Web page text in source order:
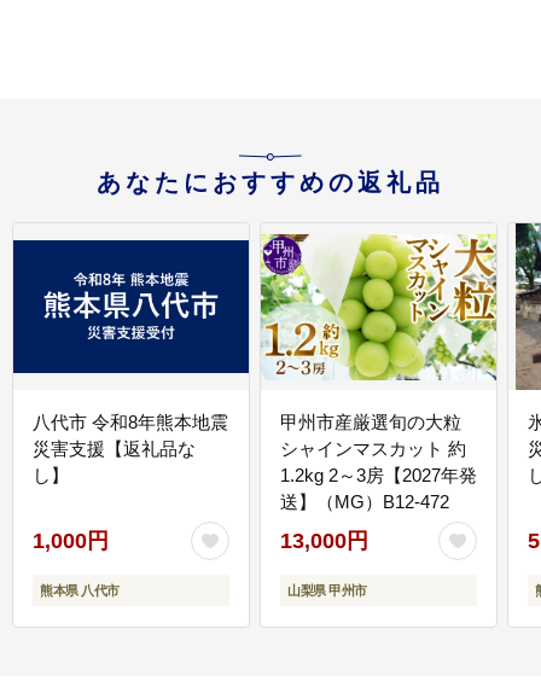
あなたにおすすめの返礼品
八代市 令和8年熊本地震
災害支援【返礼品な
し】
1,000円
熊本県 八代市
甲州市産厳選旬の大粒
シャインマスカット 約
1.2kg 2～3房【2027年発
送】（MG）B12-472
13,000円
山梨県 甲州市